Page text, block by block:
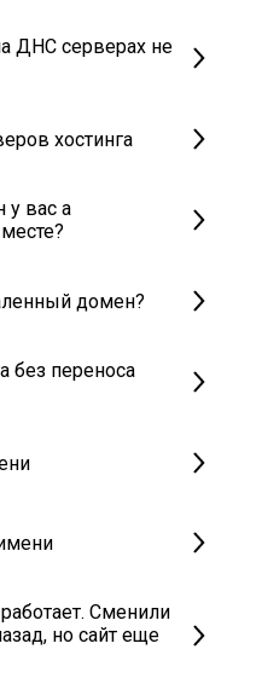
ДНС серверах не
хостинга
у вас а
домен?
без переноса
Сменили
но сайт еще